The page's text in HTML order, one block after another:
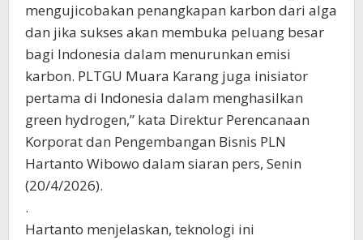
mengujicobakan penangkapan karbon dari alga
dan jika sukses akan membuka peluang besar
bagi Indonesia dalam menurunkan emisi
karbon. PLTGU Muara Karang juga inisiator
pertama di Indonesia dalam menghasilkan
green hydrogen,” kata Direktur Perencanaan
Korporat dan Pengembangan Bisnis PLN
Hartanto Wibowo dalam siaran pers, Senin
(20/4/2026).
.
Hartanto menjelaskan, teknologi ini